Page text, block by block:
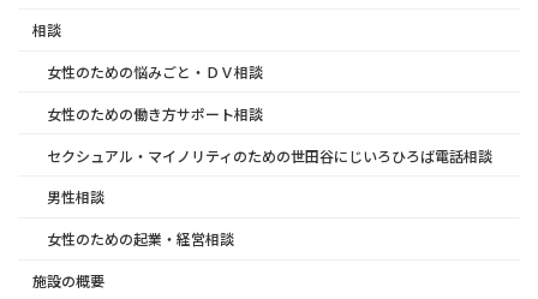
相談
女性のための悩みごと・ＤＶ相談
女性のための働き方サポート相談
セクシュアル・マイノリティのための世田谷にじいろひろば電話相談
男性相談
女性のための起業・経営相談
施設の概要